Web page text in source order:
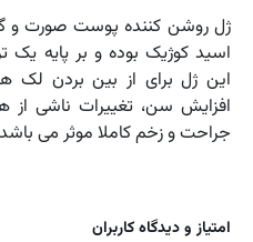
ژل روشن کننده پوست صورت و
اسید کوژیک بوده و بر پایه
این ژل برای از بین بردن لک
افزایش سن، تغییرات ناشی از
جراحت و زخم کاملا موثر می
امتیاز و دیدگاه کاربران